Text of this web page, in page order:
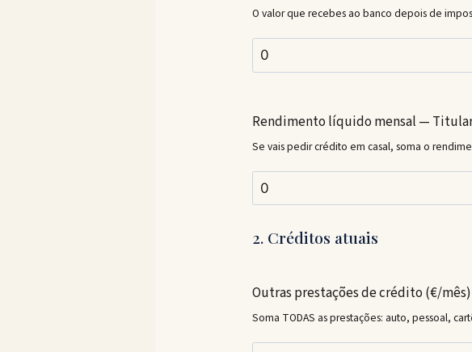
O valor que recebes ao banco depois de
Rendimento líquido mensal —
Se vais pedir crédito em casal, soma o
2. Créditos atuais
Outras prestações de crédito (€/mês)
Soma TODAS as prestações: auto, pessoal,